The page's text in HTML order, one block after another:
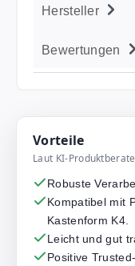
Hersteller
Bewertungen
Vorteile
Laut KI-
Robuste
Kompatibel mit
Kastenform K4.
Leicht und gut
Positive